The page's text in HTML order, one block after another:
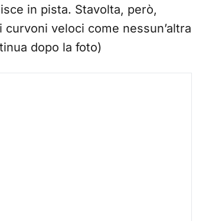
in pista. Stavolta, però,
veloci come nessun’altra
dopo la foto)